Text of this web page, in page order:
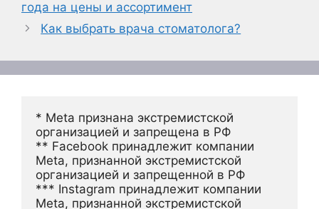
года на цены и ассортимент
Как выбрать врача стоматолога?
* Meta признана экстремистской
организацией и запрещена в РФ
** Facebook принадлежит компании
Meta, признанной экстремистской
организацией и запрещенной в РФ
*** Instagram принадлежит компании
Meta, признанной экстремистской